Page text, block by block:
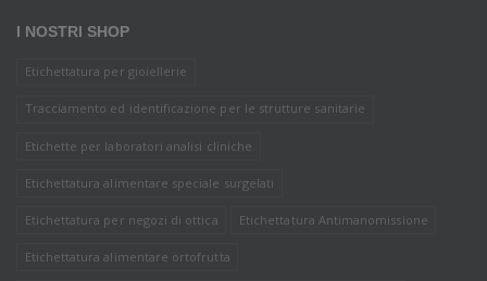
I NOSTRI SHOP
Etichettatura per gioiellerie
Tracciamento ed identificazione per le strutture sanitarie
Etichette per laboratori analisi cliniche
Etichettatura alimentare speciale surgelati
Etichettatura per negozi di ottica Etichettatura Antimanomissione
Etichettatura alimentare ortofrutta